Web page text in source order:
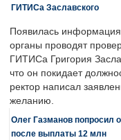
ГИТИСа Заславского
Появилась
органы проводят
ГИТИСа Григория
что он покидает
ректор написал
желанию.
Олег Газманов попросил
после выплаты 12 млн